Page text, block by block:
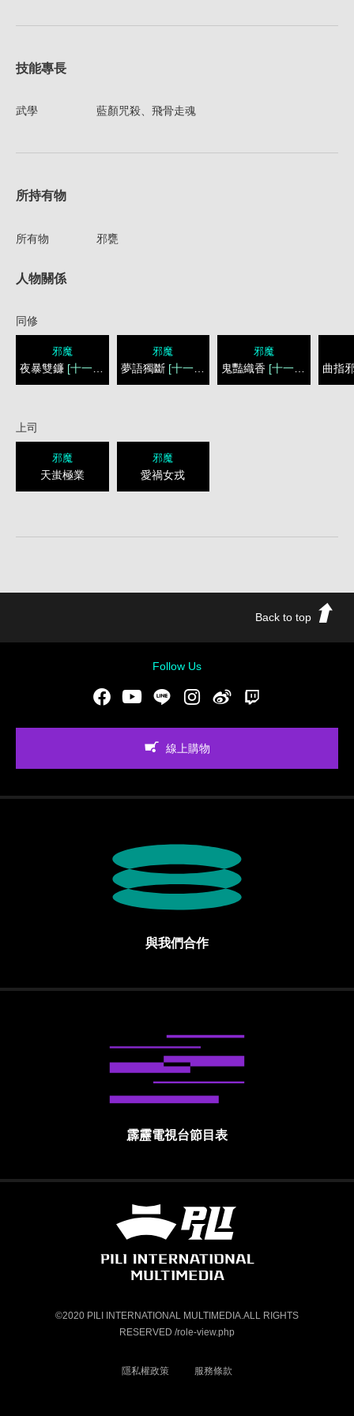
技能專長
武學 藍顏咒殺、飛骨走魂
所持有物
所有物 邪甕
人物關係
同修
邪魔
夜暴雙鐮 [十一天禁]
邪魔
夢語獨斷 [十一天禁]
邪魔
鬼豔織香 [十一天禁] 曲指
上司
邪魔
天蚩極業
邪魔
愛禍女戎
Back to top
Follow Us
FacebookYoutubeLINE Instgram新浪微博
線上購物
與我們合作
霹靂電視台節目表
霹靂國際多媒體股份有限公司 PILI
©2020 PILI INTERNATIONAL MULTIMEDIA.ALL RIGHTS
RESERVED /role-view.php
隱私權政策 服務條款